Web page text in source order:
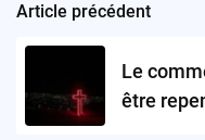
Post
navigation
Article précédent
Le
être